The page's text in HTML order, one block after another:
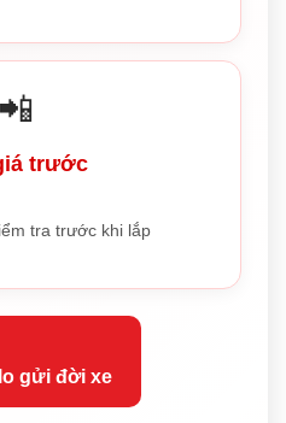
📲
trước
tra trước khi lắp
gửi đời xe